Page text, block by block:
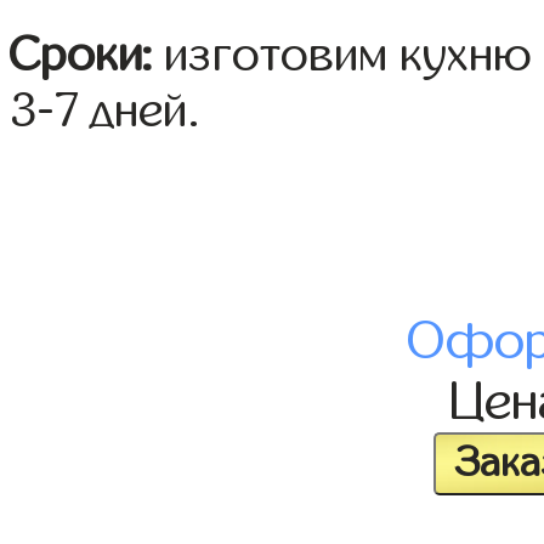
Сроки: изготовим
3-7 дней.